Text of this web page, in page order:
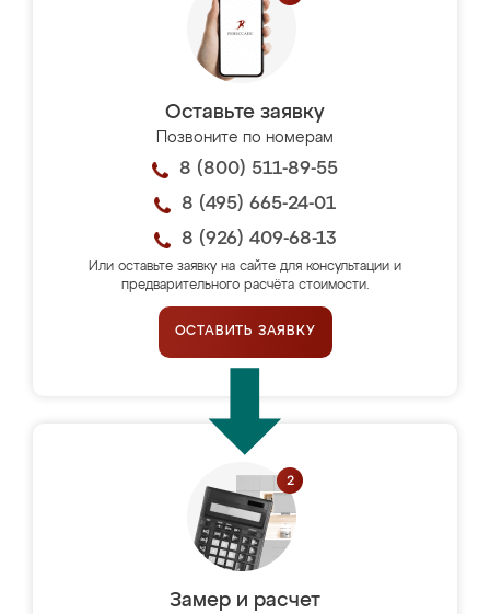
Оставьте заявку
Позвоните по номерам
8 (800) 511-89-55
8 (495) 665-24-01
8 (926) 409-68-13
Или оставьте заявку на сайте для консультации и
предварительного расчёта стоимости.
ОСТАВИТЬ ЗАЯВКУ
Замер и расчет